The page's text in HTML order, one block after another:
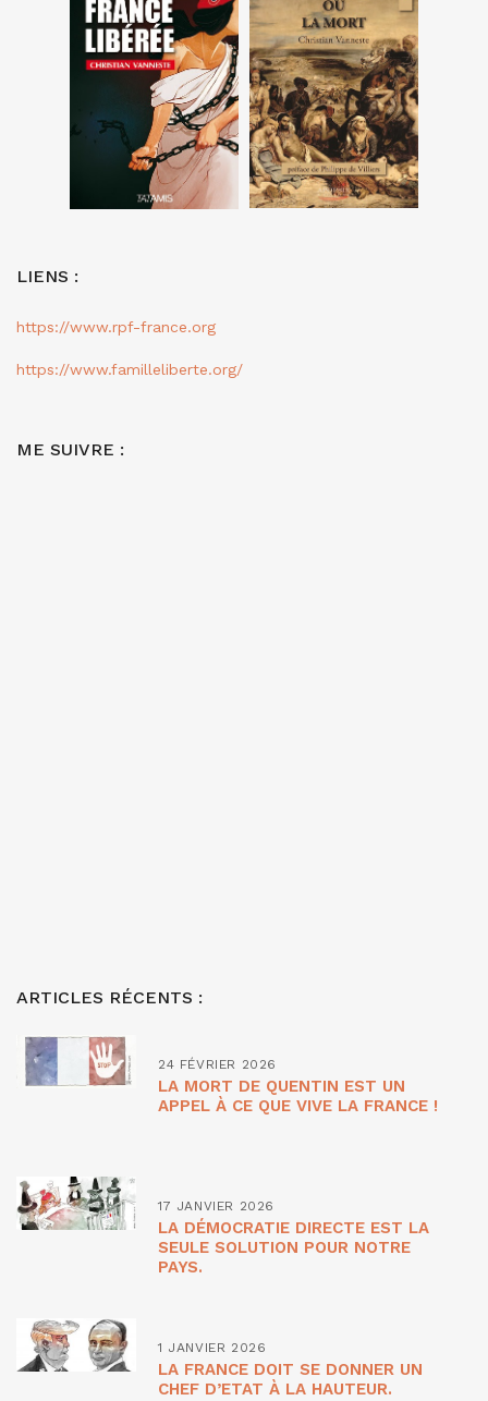
LIENS :
https://www.rpf-france.org
https://www.familleliberte.org/
ME SUIVRE :
ARTICLES RÉCENTS :
24 FÉVRIER 2026
LA MORT DE QUENTIN EST UN
APPEL À CE QUE VIVE LA FRANCE !
17 JANVIER 2026
LA DÉMOCRATIE DIRECTE EST LA
SEULE SOLUTION POUR NOTRE
PAYS.
1 JANVIER 2026
LA FRANCE DOIT SE DONNER UN
CHEF D’ETAT À LA HAUTEUR.